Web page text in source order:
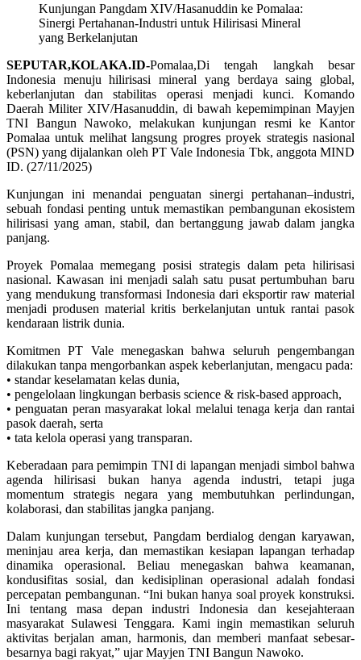
Kunjungan Pangdam XIV/Hasanuddin ke Pomalaa:
Sinergi Pertahanan-Industri untuk Hilirisasi Mineral
yang Berkelanjutan
SEPUTAR,KOLAKA.ID-Pomalaa,Di tengah langkah besar
Indonesia menuju hilirisasi mineral yang berdaya saing global,
keberlanjutan dan stabilitas operasi menjadi kunci. Komando
Daerah Militer XIV/Hasanuddin, di bawah kepemimpinan Mayjen
TNI Bangun Nawoko, melakukan kunjungan resmi ke Kantor
Pomalaa untuk melihat langsung progres proyek strategis nasional
(PSN) yang dijalankan oleh PT Vale Indonesia Tbk, anggota MIND
ID. (27/11/2025)
Kunjungan ini menandai penguatan sinergi pertahanan–industri,
sebuah fondasi penting untuk memastikan pembangunan ekosistem
hilirisasi yang aman, stabil, dan bertanggung jawab dalam jangka
panjang.
Proyek Pomalaa memegang posisi strategis dalam peta hilirisasi
nasional. Kawasan ini menjadi salah satu pusat pertumbuhan baru
yang mendukung transformasi Indonesia dari eksportir raw material
menjadi produsen material kritis berkelanjutan untuk rantai pasok
kendaraan listrik dunia.
Komitmen PT Vale menegaskan bahwa seluruh pengembangan
dilakukan tanpa mengorbankan aspek keberlanjutan, mengacu pada:
• standar keselamatan kelas dunia,
• pengelolaan lingkungan berbasis science & risk-based approach,
• penguatan peran masyarakat lokal melalui tenaga kerja dan rantai
pasok daerah, serta
• tata kelola operasi yang transparan.
Keberadaan para pemimpin TNI di lapangan menjadi simbol bahwa
agenda hilirisasi bukan hanya agenda industri, tetapi juga
momentum strategis negara yang membutuhkan perlindungan,
kolaborasi, dan stabilitas jangka panjang.
Dalam kunjungan tersebut, Pangdam berdialog dengan karyawan,
meninjau area kerja, dan memastikan kesiapan lapangan terhadap
dinamika operasional. Beliau menegaskan bahwa keamanan,
kondusifitas sosial, dan kedisiplinan operasional adalah fondasi
percepatan pembangunan. “Ini bukan hanya soal proyek konstruksi.
Ini tentang masa depan industri Indonesia dan kesejahteraan
masyarakat Sulawesi Tenggara. Kami ingin memastikan seluruh
aktivitas berjalan aman, harmonis, dan memberi manfaat sebesar-
besarnya bagi rakyat,” ujar Mayjen TNI Bangun Nawoko.